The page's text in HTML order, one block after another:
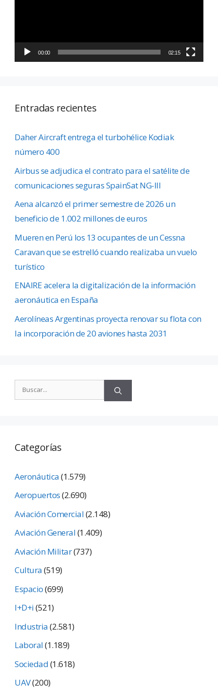
00:00 02:15
Entradas recientes
Daher Aircraft entrega el turbohélice Kodiak
número 400
Airbus se adjudica el contrato para el satélite de
comunicaciones seguras SpainSat NG-III
Aena alcanzó el primer semestre de 2026 un
beneficio de 1.002 millones de euros
Mueren en Perú los 13 ocupantes de un Cessna
Caravan que se estrelló cuando realizaba un vuelo
turístico
ENAIRE acelera la digitalización de la información
aeronáutica en España
Aerolíneas Argentinas proyecta renovar su flota con
la incorporación de 20 aviones hasta 2031
Categorías
Aeronáutica(1.579)
Aeropuertos(2.690)
Aviación Comercial(2.148)
Aviación General(1.409)
Aviación Militar(737)
Cultura(519)
Espacio(699)
I+D+i(521)
Industria(2.581)
Laboral(1.189)
Sociedad(1.618)
UAV(200)